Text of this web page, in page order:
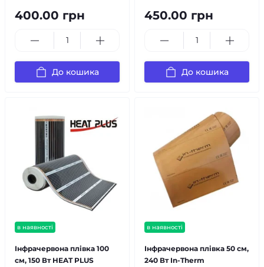
400.00 грн
До кошика
450.00 грн
До кошика
в наявності
Інфрачервона плівка 100
см, 150 Вт HEAT PLUS
в наявності
Інфрачервона плівка 50 см,
240 Вт In-Therm